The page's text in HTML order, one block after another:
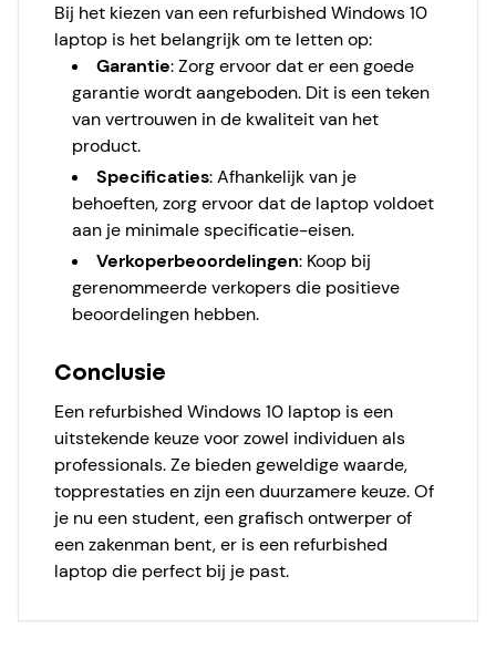
Bij het kiezen van een refurbished Windows 10
laptop is het belangrijk om te letten op:
Garantie:Zorg ervoor dat er een goede
garantie wordt aangeboden. Dit is een teken
van vertrouwen in de kwaliteit van het
product.
Specificaties:Afhankelijk van je
behoeften, zorg ervoor dat de laptop voldoet
aan je minimale specificatie-eisen.
Verkoperbeoordelingen: Koop bij
gerenommeerde verkopers die positieve
beoordelingen hebben.
Conclusie
Een refurbished Windows 10 laptop is een
uitstekende keuze voor zowel individuen als
professionals. Ze bieden geweldige waarde,
topprestaties en zijn een duurzamere keuze. Of
je nu een student, een grafisch ontwerper of
een zakenman bent, er is een refurbished
laptop die perfect bij je past.